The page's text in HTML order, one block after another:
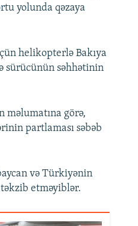
yolunda qəzaya
helikopterlə Bakıya
sürücünün səhhətinin
məlumatına görə,
partlaması səbəb
və Türkiyənin
etməyiblər.